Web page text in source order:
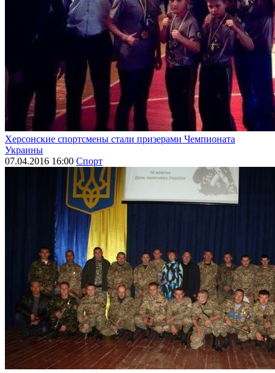
Херсонские спортсмены стали призерами Чемпионата
Украины
07.04.2016 16:00 Спорт